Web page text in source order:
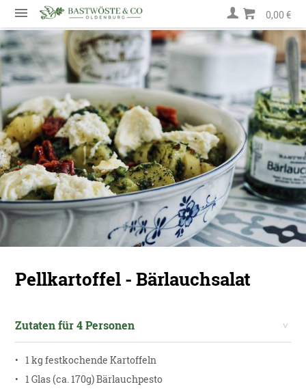
0,00 €
Pellkartoffel - Bärlauchsalat
Zutaten für 4 Personen
1 kg festkochende Kartoffeln
1 Glas (ca. 170g) Bärlauchpesto